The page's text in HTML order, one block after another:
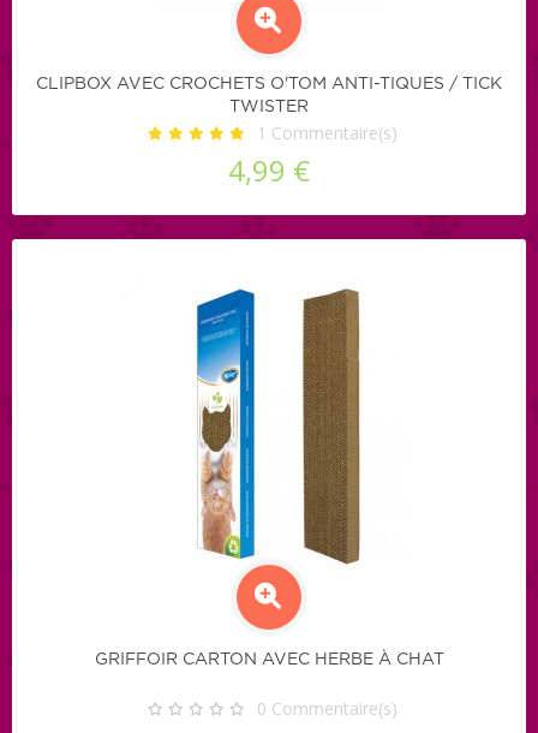
CLIPBOX AVEC CROCHETS O'TOM ANTI-TIQUES / TICK
TWISTER
1 Commentaire(s)
4,99 €
GRIFFOIR CARTON AVEC HERBE À CHAT
0 Commentaire(s)